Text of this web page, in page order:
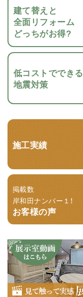
建て替えと
全面リフォーム
どっちがお得?
低コストでできる
地震対策
施工実績
掲載数
岸和田ナンバー１！
お客様の声